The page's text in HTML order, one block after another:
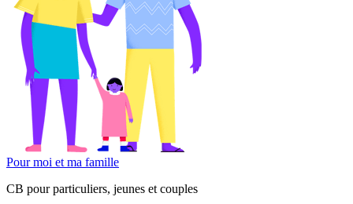
Pour moi et ma famille
CB pour particuliers, jeunes et couples